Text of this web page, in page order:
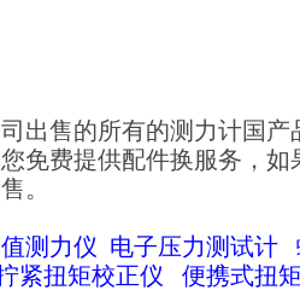
出售的所有的测力计国
免费提供配件换服务，
。
测力仪 电子压力测试计
紧扭矩校正仪 便携式扭